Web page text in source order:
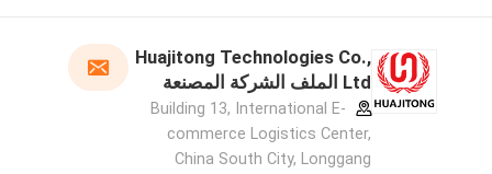
Huajitong Technologies Co.,
Ltd الملف الشركة المصنعة
Building 13, International E-
commerce Logistics Center,
China South City, Longgang